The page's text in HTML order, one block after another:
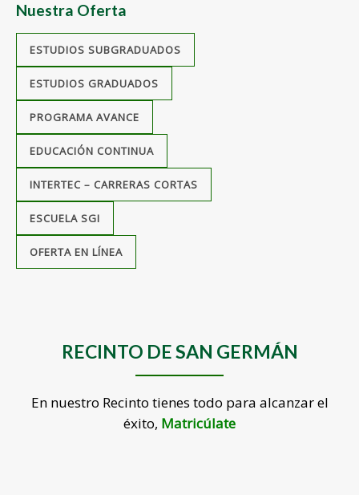
Nuestra Oferta
ESTUDIOS SUBGRADUADOS
ESTUDIOS GRADUADOS
PROGRAMA AVANCE
EDUCACIÓN CONTINUA
INTERTEC – CARRERAS CORTAS
ESCUELA SGI
OFERTA EN LÍNEA
RECINTO DE SAN GERMÁN
En nuestro Recinto tienes todo para alcanzar el
éxito, Matricúlate